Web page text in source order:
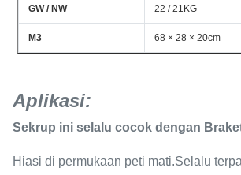
GW / NW 22 / 21KG
M3 68 × 28 × 20cm
Aplikasi:
Sekrup ini selalu cocok dengan
Hiasi di permukaan peti mati.Selalu